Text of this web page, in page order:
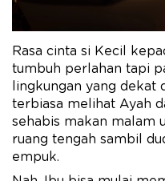
Rasa cinta si Kecil
tumbuh perlahan tapi
lingkungan yang dekat
terbiasa melihat Ayah
sehabis makan malam
ruang tengah sambil
empuk.